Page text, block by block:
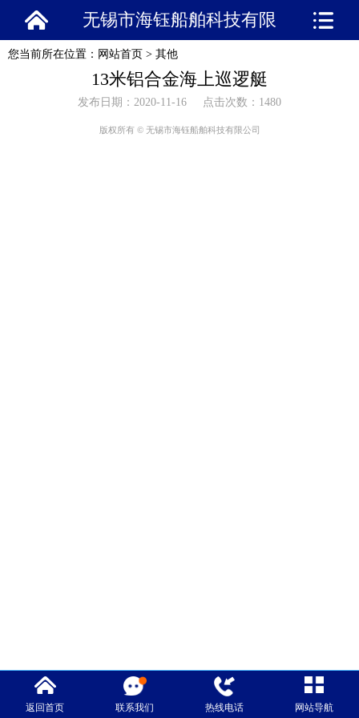
无锡市海钰船舶科技有限
公司
您当前所在位置： 网站首页 > 其他
13米铝合金海上巡逻艇
发布日期：2020-11-16 点击次数：1480
版权所有 © 无锡市海钰船舶科技有限公司
返回首页 联系我们 热线电话 网站导航